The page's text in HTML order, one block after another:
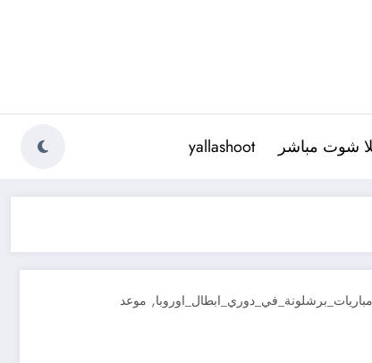
شوت مباشر yallashoot
مباريات_برشلونة_في_دوري_ابطال_اوروبا, موعد